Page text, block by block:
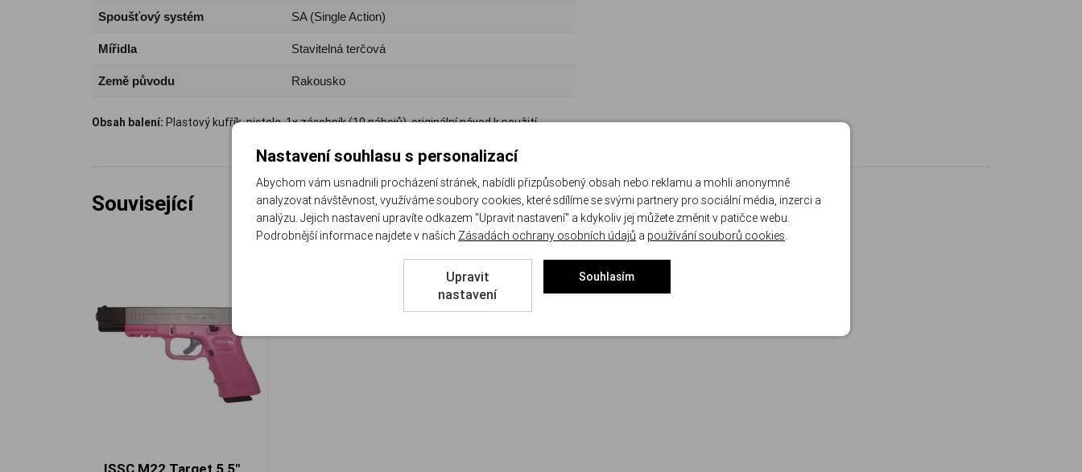
Spoušťový systém SA (Single Action)
Mířidla Stavitelná terčová
Země původu Rakousko
Obsah balení: Plastový kufřík, pistole, 1x zásobník (10 nábojů), originální návod k použití.
Související
Nastavení souhlasu s personalizací
Abychom vám usnadnili procházení stránek, nabídli přizpůsobený obsah nebo reklamu a mohli anonymně
analyzovat návštěvnost, využíváme soubory cookies, které sdílíme se svými partnery pro sociální média, inzerci a
analýzu. Jejich nastavení upravíte odkazem "Upravit nastavení" a kdykoliv jej můžete změnit v patičce webu.
Podrobnější informace najdete v našich Zásadách ochrany osobních údajů a používání souborů cookies.
Upravit
nastavení
Souhlasím